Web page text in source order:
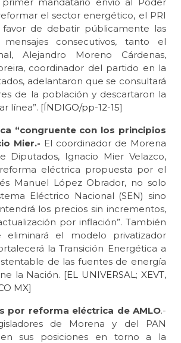
el sector energético, el PRI
de debatir públicamente las
mensajes consecutivos, tanto el
Alejandro Moreno Cárdenas,
coordinador del partido en la
adelantaron que se consultará
de la población y descartaron la
línea”. [ÍNDIGO/pp-12-15]
“congruente con los principios
Mier.- El coordinador de Morena
Diputados, Ignacio Mier Velazco,
eléctrica propuesta por el
Manuel López Obrador, no solo
Eléctrico Nacional (SEN) sino
los precios sin incrementos,
por inflación”. También
eliminará el modelo privatizador
la Transición Energética a
de las fuentes de energía
la Nación. [EL UNIVERSAL ; XEVT,
MX]
por reforma eléctrica de AMLO.-
de Morena y del PAN
sus posiciones en torno a la